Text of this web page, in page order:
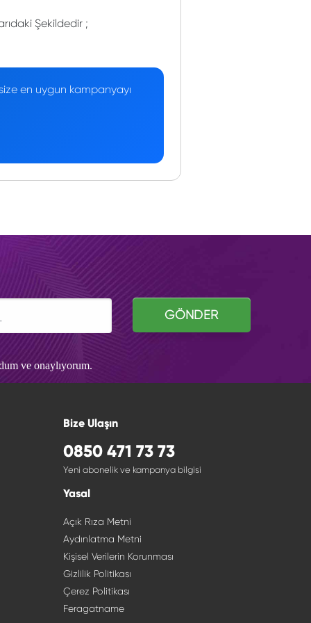
Şekildedir ;
en uygun kampanyayı
GÖNDER
ve onaylıyorum.
Bize Ulaşın
0850 471 73 73
Yeni abonelik ve kampanya bilgisi
Yasal
Açık Rıza Metni
Aydınlatma Metni
Kişisel Verilerin Korunması
Gizlilik Politikası
Çerez Politikası
Feragatname